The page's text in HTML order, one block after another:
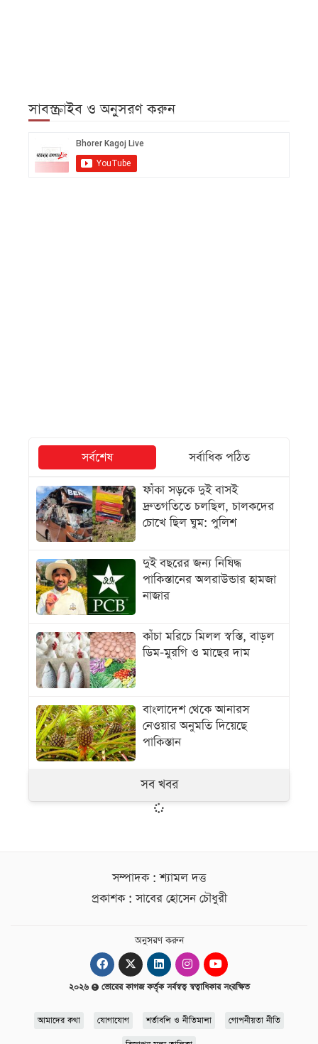
সাবস্ক্রাইব ও অনুসরণ করুন
সর্বশেষ
সর্বাধিক পঠিত
ফাঁকা সড়কে দুই বাসই
দ্রুতগতিতে চলছিল, চালকদের
চোখে ছিল ঘুম: পুলিশ
দুই বছরের জন্য নিষিদ্ধ
পাকিস্তানের অলরাউন্ডার হামজা
নাজার
কাঁচা মরিচে মিলল স্বস্তি, বাড়ল
ডিম-মুরগি ও মাছের দাম
বাংলাদেশ থেকে আনারস
নেওয়ার অনুমতি দিয়েছে
পাকিস্তান
সব খবর
সম্পাদক : শ্যামল দত্ত
প্রকাশক : সাবের হোসেন চৌধুরী
অনুসরণ করুন
২০২৬ ভোরের কাগজ কর্তৃক সর্বস্বত্ব স্বত্বাধিকার সংরক্ষিত
আমাদের কথা যোগাযোগ শর্তাবলি ও নীতিমালা গোপনীয়তা নীতি